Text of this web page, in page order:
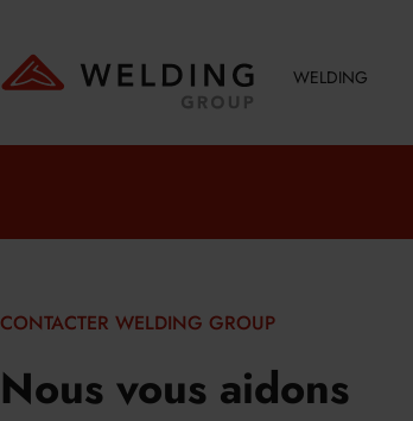
WELDING
CONTACTER WELDING GROUP
Nous vous aidons